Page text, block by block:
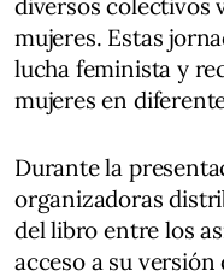
mujeres. Estas
lucha feminista y
mujeres en
Durante la
organizadoras
del libro entre los
acceso a su